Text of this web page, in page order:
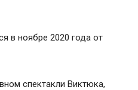
в ноябре 2020 года от
спектакли Виктюка,